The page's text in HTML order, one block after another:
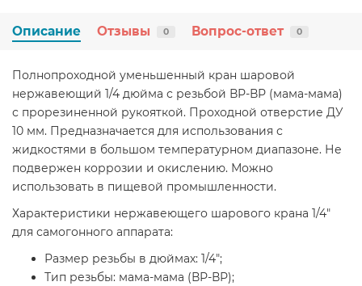
Описание Отзывы 0 Вопрос-ответ 0
Полнопроходной уменьшенный кран шаровой
нержавеющий 1/4 дюйма с резьбой ВР-ВР (мама-мама)
с прорезиненной рукояткой. Проходной отверстие ДУ
10 мм. Предназначается для использования с
жидкостями в большом температурном диапазоне. Не
подвержен коррозии и окислению. Можно
использовать в пищевой промышленности.
Характеристики нержавеющего шарового крана 1/4"
для самогонного аппарата:
Размер резьбы в дюймах: 1/4";
Тип резьбы: мама-мама (ВР-ВР);